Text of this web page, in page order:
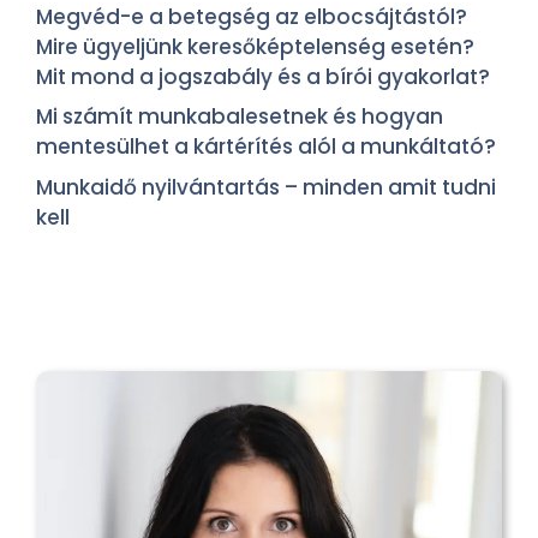
Megvéd-e a betegség az elbocsájtástól?
Mire ügyeljünk keresőképtelenség esetén?
Mit mond a jogszabály és a bírói gyakorlat?
Mi számít munkabalesetnek és hogyan
mentesülhet a kártérítés alól a munkáltató?
Munkaidő nyilvántartás – minden amit tudni
kell